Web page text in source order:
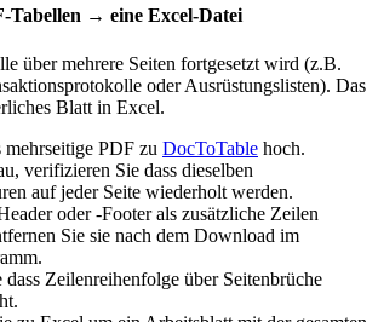
Tabellen → eine Excel-Datei
über mehrere Seiten fortgesetzt wird (z.B.
oder Ausrüstungslisten). Das
Blatt in Excel.
mehrseitige PDF zu DocToTable hoch.
verifizieren Sie dass dieselben
auf jeder Seite wiederholt werden.
oder -Footer als zusätzliche Zeilen
Sie sie nach dem Download im
dass Zeilenreihenfolge über Seitenbrüche